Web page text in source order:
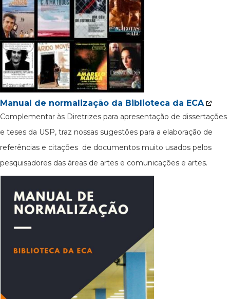
Manual de normalização da Biblioteca da ECA
Complementar às Diretrizes para apresentação de dissertações
e teses da USP, traz nossas sugestões para a elaboração de
referências e citações de documentos muito usados pelos
pesquisadores das áreas de artes e comunicações e artes.